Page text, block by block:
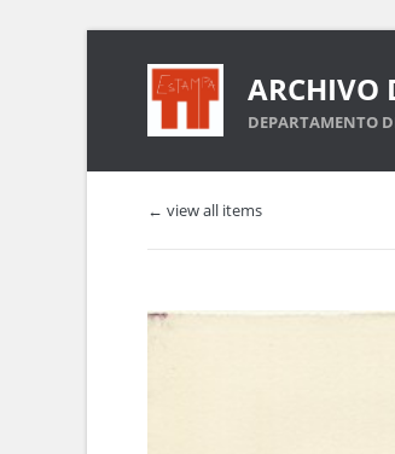
ARCHIVO
DEPARTAMENTO
← view all items